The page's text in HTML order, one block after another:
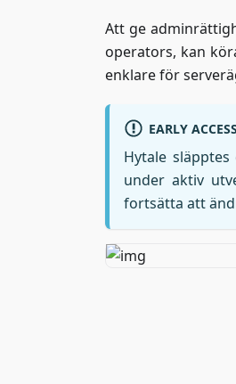
Att ge
operators, kan
enklare för
EARLY
Hytale
under aktiv
fortsätta att